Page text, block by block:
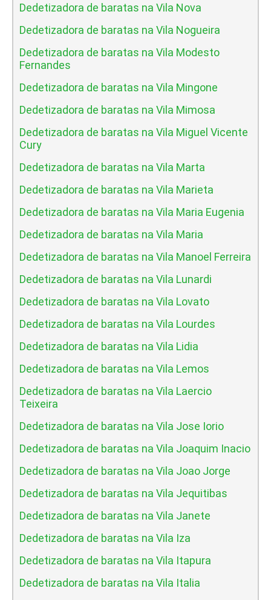
Dedetizadora de baratas na Vila Nova
Dedetizadora de baratas na Vila Nogueira
Dedetizadora de baratas na Vila Modesto
Fernandes
Dedetizadora de baratas na Vila Mingone
Dedetizadora de baratas na Vila Mimosa
Dedetizadora de baratas na Vila Miguel Vicente
Cury
Dedetizadora de baratas na Vila Marta
Dedetizadora de baratas na Vila Marieta
Dedetizadora de baratas na Vila Maria Eugenia
Dedetizadora de baratas na Vila Maria
Dedetizadora de baratas na Vila Manoel Ferreira
Dedetizadora de baratas na Vila Lunardi
Dedetizadora de baratas na Vila Lovato
Dedetizadora de baratas na Vila Lourdes
Dedetizadora de baratas na Vila Lidia
Dedetizadora de baratas na Vila Lemos
Dedetizadora de baratas na Vila Laercio
Teixeira
Dedetizadora de baratas na Vila Jose Iorio
Dedetizadora de baratas na Vila Joaquim Inacio
Dedetizadora de baratas na Vila Joao Jorge
Dedetizadora de baratas na Vila Jequitibas
Dedetizadora de baratas na Vila Janete
Dedetizadora de baratas na Vila Iza
Dedetizadora de baratas na Vila Itapura
Dedetizadora de baratas na Vila Italia